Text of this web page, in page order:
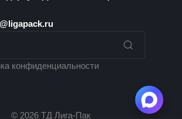
конфиденциальности
© 2026 ТД Лига-Пак